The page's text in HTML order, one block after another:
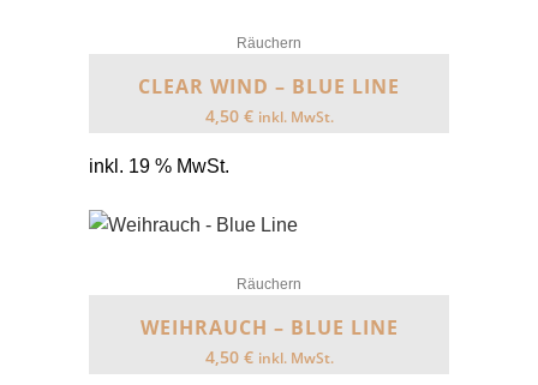
Räuchern
CLEAR WIND – BLUE LINE
4,50 € inkl. MwSt.
inkl. 19 % MwSt.
Räuchern
WEIHRAUCH – BLUE LINE
4,50 € inkl. MwSt.